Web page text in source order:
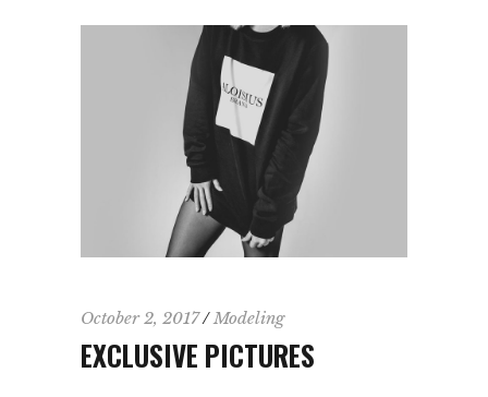
October 2, 2017 Modeling
EXCLUSIVE PICTURES